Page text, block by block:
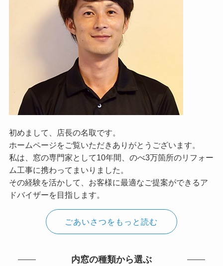
初めまして、店長の名取です。
ホームページをご覧いただきありがとうございます。
私は、窓の専門家として10年間、のべ3万箇所のリフォー
ム工事に携わってまいりました。
その経験を活かして、お客様に最適なご提案ができるア
ドバイザーを目指します。
ごあいさつをもっと読む
内窓の種類から選ぶ